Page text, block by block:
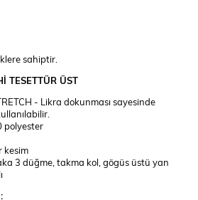
sahiptir.
TESETTÜR ÜST
- Likra dokunması sayesinde
polyester
kesim
3 düğme, takma kol, gögüs üstü yan